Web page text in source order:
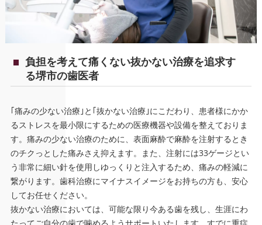
負担を考えて痛くない抜かない治療を追求す
る堺市の歯医者
｢痛みの少ない治療｣と｢抜かない治療｣にこだわり、患者様にかか
るストレスを最小限にするための医療機器や設備を整えておりま
す。痛みの少ない治療のために、表面麻酔で麻酔を注射するとき
のチクっとした痛みさえ抑えます。また、注射には33ゲージとい
う非常に細い針を使用しゆっくりと注入するため、痛みの軽減に
繋がります。歯科治療にマイナスイメージをお持ちの方も、安心
してお任せください。
抜かない治療においては、可能な限り今ある歯を残し、生涯にわ